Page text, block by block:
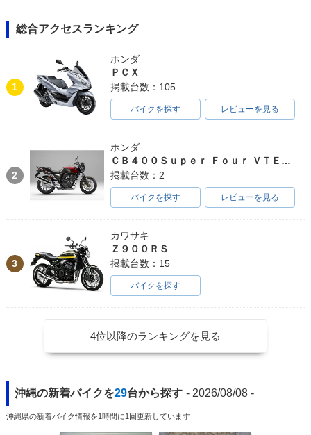
2014年 CB400 SU
PER FOUR HYPER
VTEC Revo・マイ
2012年 CB400 SU
PER FOUR HYPER
VTEC Revo Specia
l Edition・特別・限
VTEC Revo Specia
l Edition・特別・限
PER FOUR HYPER
VTEC Revo ABS・
カラーチェンジ
2012年 CB400 SU
PER FOUR HYPER
VTEC Revo・カラ
ーチェンジ
PER FOUR HYPER
カラーチェンジ
PER FOUR HYPER
ーチェンジ
PER FOUR HYPER
総合アクセスランキング
1
ホンダ
ＰＣＸ
掲載台数：105
バイクを探す レビューを見る
2
ホンダ
ＣＢ４００Ｓｕｐｅｒ Ｆｏｕｒ ＶＴＥＣ ＳＰＥＣ３
掲載台数：2
バイクを探す レビューを見る
3
カワサキ
Ｚ９００ＲＳ
掲載台数：15
バイクを探す
4位以降のランキングを見る
沖縄の新着バイクを29台から探す - 2026/08/08 -
沖縄県の新着バイク情報を1時間に1回更新しています